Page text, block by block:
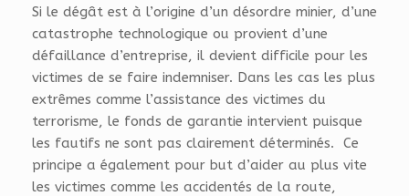
Si le dégât est à l’origine d’un désordre minier, d’une
catastrophe technologique ou provient d’une
défaillance d’entreprise, il devient difficile pour les
victimes de se faire indemniser. Dans les cas les plus
extrêmes comme l’assistance des victimes du
terrorisme, le fonds de garantie intervient puisque
les fautifs ne sont pas clairement déterminés. Ce
principe a également pour but d’aider au plus vite
les victimes comme les accidentés de la route,